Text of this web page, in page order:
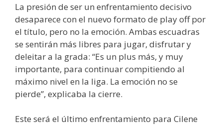
La presión de ser un enfrentamiento decisivo
desaparece con el nuevo formato de play off por
el título, pero no la emoción. Ambas escuadras
se sentirán más libres para jugar, disfrutar y
deleitar a la grada: “Es un plus más, y muy
importante, para continuar compitiendo al
máximo nivel en la liga. La emoción no se
pierde”, explicaba la cierre.
Este será el último enfrentamiento para Cilene